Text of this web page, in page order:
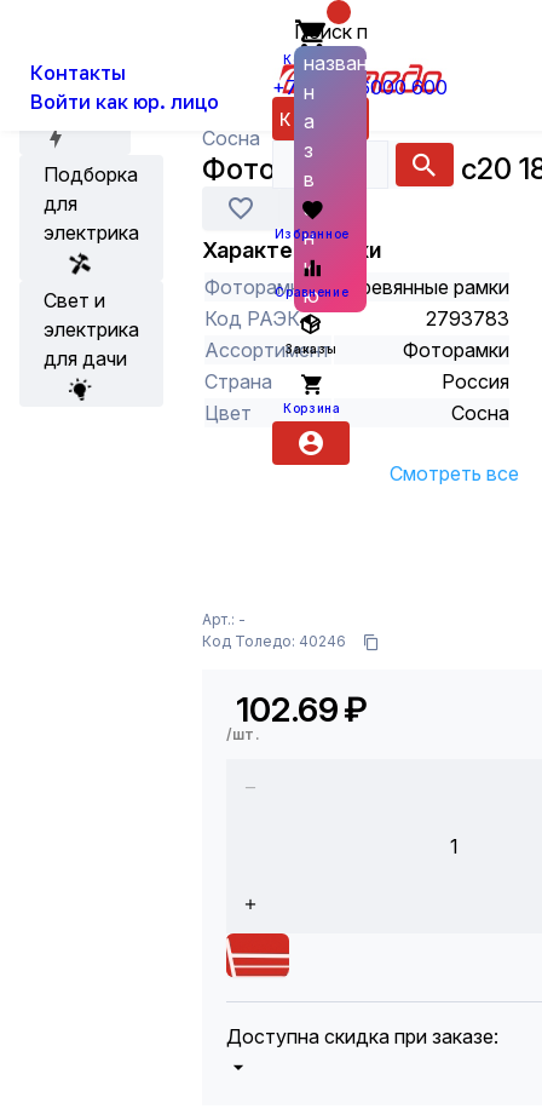
Контакты
Войти как юр. лицо
Корзина
+7 (800) 6000 600
Каталог
Поиск по
названию
н
а
з
в
а
н
и
ю
Избранное
Сравнение
Заказы
Корзина
Акции
Подборка
для
электрика
Свет и
электрика
для дачи
Фототовары
Сосна
Фоторамка сосна с20
Характеристики
Фоторамки
Деревянные рамки
Код РАЭК
2793783
Ассортимент
Фоторамки
Страна
Россия
Цвет
Сосна
Смотреть все
Арт.: -
Код Толедо: 40246
102.69₽
/шт.
1
Доступна скидка при заказе: